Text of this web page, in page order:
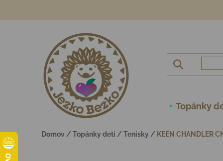
Topánky
Domov / Topánky deti / Tenisky / KEEN CHANDLER